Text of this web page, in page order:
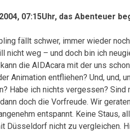
07:15Uhr, das Abenteuer
fällt schwer, immer wieder
nicht weg – und doch bin ich
die AIDAcara mit der uns
Animation entfliehen? Und, und,
Habe ich nichts vergessen?
doch die Vorfreude. Wir
entspannt. Keine Staus,
Düsseldorf nicht zu vergleichen.